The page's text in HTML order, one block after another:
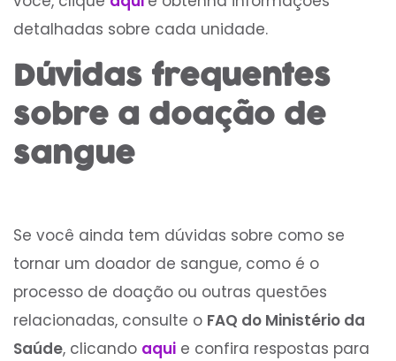
detalhadas sobre cada unidade.
Dúvidas frequentes
sobre a doação de
sangue
Se você ainda tem dúvidas sobre como se
tornar um doador de sangue, como é o
processo de doação ou outras questões
relacionadas, consulte o FAQ do Ministério da
Saúde, clicando aqui e confira respostas para